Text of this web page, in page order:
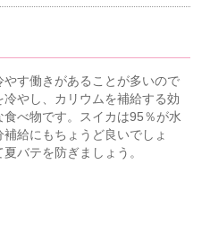
す働きがあることが多いので
やし、カリウムを補給する効
べ物です。スイカは95％が水
給にもちょうど良いでしょ
バテを防ぎましょう。